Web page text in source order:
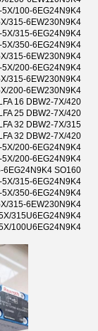
100-6EG24N9K4
315-6EW230N9K4
315-6EG24N9K4
350-6EG24N9K4
315-6EW230N9K4
200-6EG24N9K4
315-6EW230N9K4
200-6EW230N9K4
16 DBW2-7X/420
25 DBW2-7X/420
32 DBW2-7X/315
32 DBW2-7X/420
200-6EG24N9K4
200-6EG24N9K4
6EG24N9K4 SO160
315-6EG24N9K4
350-6EG24N9K4
315-6EW230N9K4
315U6EG24N9K4
100U6EG24N9K4